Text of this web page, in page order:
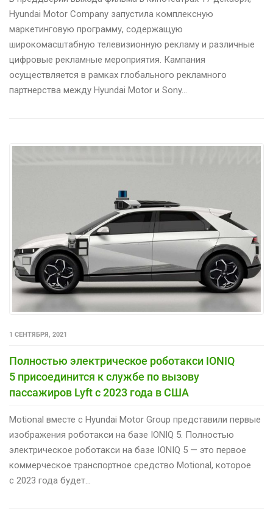
Hyundai Motor Company запустила комплексную
маркетинговую программу, содержащую
широкомасштабную телевизионную рекламу и различные
цифровые рекламные мероприятия. Кампания
осуществляется в рамках глобального рекламного
партнерства между Hyundai Motor и Sony…
1 СЕНТЯБРЯ, 2021
Полностью электрическое роботакси IONIQ
5 присоединится к службе по вызову
пассажиров Lyft с 2023 года в США
Motional вместе с Hyundai Motor Group представили первые
изображения роботакси на базе IONIQ 5. Полностью
электрическое роботакси на базе IONIQ 5 — это первое
коммерческое транспортное средство Motional, которое
с 2023 года будет…